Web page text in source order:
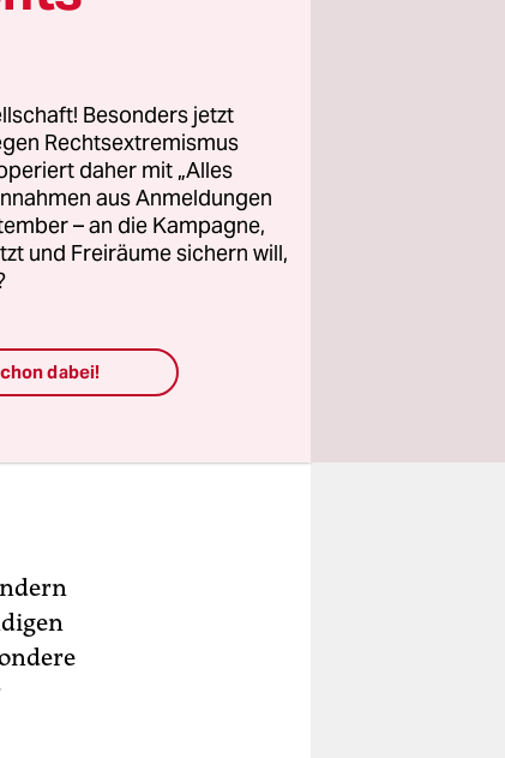
wir
Besonders jetzt
Rechtsextremismus
daher mit „Alles
aus Anmeldungen
– an die Kampagne,
und Freiräume sichern will,
dabei!